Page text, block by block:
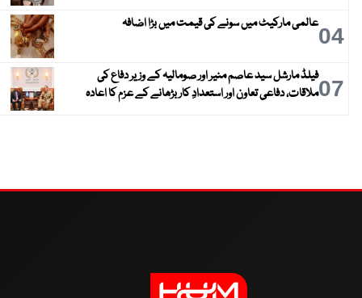
04عالمی مارکیٹ میں سونے کی قیمت میں بڑا اضافہ
07فیلڈ مارشل سید عاصم منیر اور صومالیہ کے وزیر دفاع کی
ملاقات، دفاعی تعاون اور استعدادِ کار بڑھانے کے عزم کا اعادہ